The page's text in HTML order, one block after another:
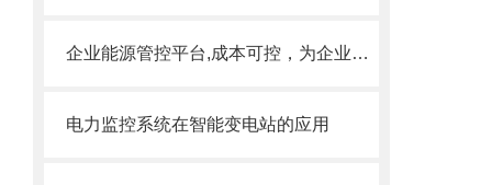
企业能源管控平台,成本可控，为企业节能降本增效
电力监控系统在智能变电站的应用